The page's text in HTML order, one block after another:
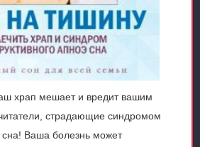
храп мешает и вредит вашим
страдающие синдромом
сна! Ваша болезнь может